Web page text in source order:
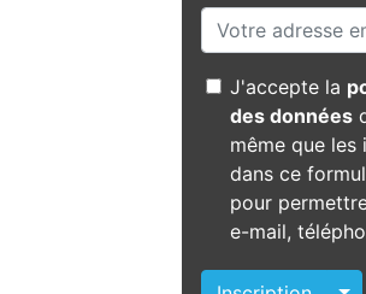
J'accepte la
des données
même que les
dans ce
pour
e-mail,